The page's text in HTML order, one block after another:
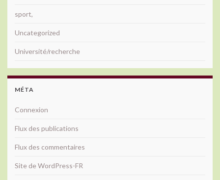
sport,
Uncategorized
Université/recherche
MÉTA
Connexion
Flux des publications
Flux des commentaires
Site de WordPress-FR